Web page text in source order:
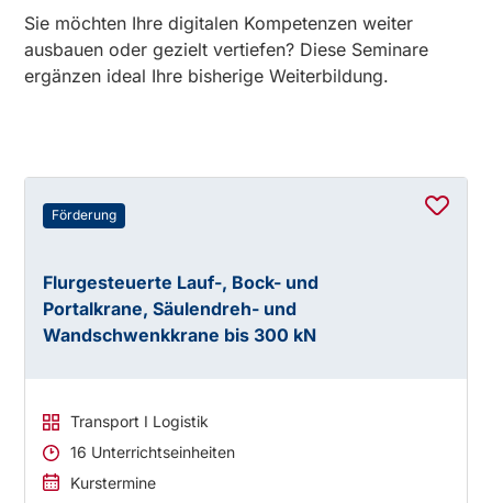
Sie möchten Ihre digitalen Kompetenzen weiter
ausbauen oder gezielt vertiefen? Diese Seminare
ergänzen ideal Ihre bisherige Weiterbildung.
Förderung
Flurgesteuerte Lauf-, Bock- und
Portalkrane, Säulendreh- und
Wandschwenkkrane bis 300 kN
Transport I Logistik
16 Unterrichtseinheiten
Kurstermine